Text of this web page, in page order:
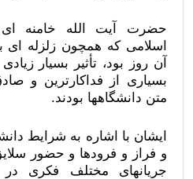
حضرت آیت الله خامنه ای
اسلامی که همچون زلزله
آن روز بود، تأثیر بسیار
بسیاری از فداکارترین و
متن دانشگاهها بودند.
و فراز و فرودها و حضور
جریانهای مختلف فکری در